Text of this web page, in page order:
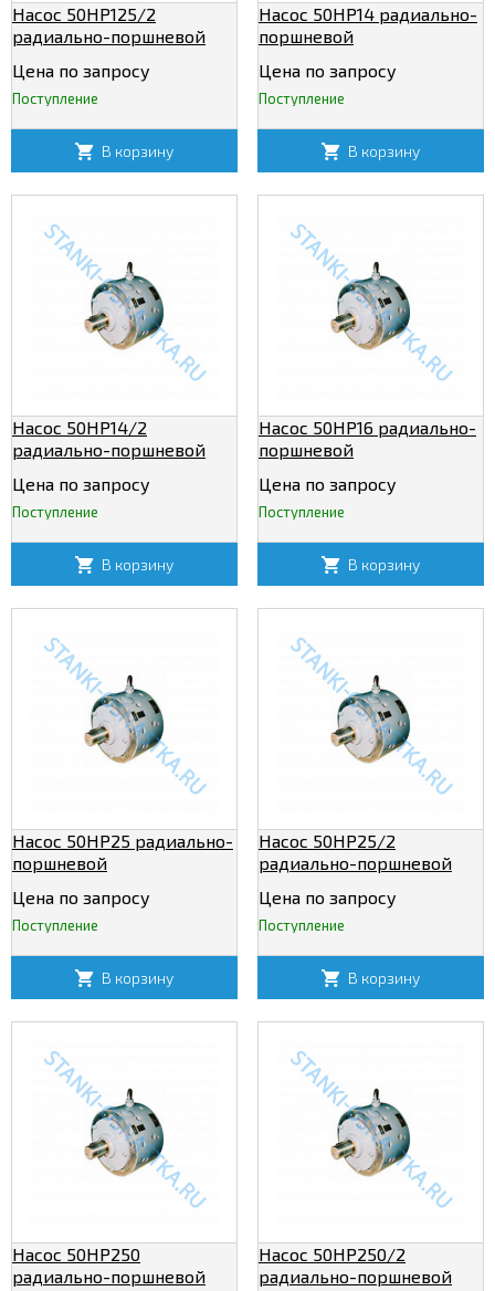
Насос 50НР125/2
радиально-поршневой
Цена по запросу
Поступление
В корзину
Насос 50НР14 радиально-
поршневой
Цена по запросу
Поступление
В корзину
Насос 50НР14/2
радиально-поршневой
Цена по запросу
Поступление
В корзину
Насос 50НР16 радиально-
поршневой
Цена по запросу
Поступление
В корзину
Насос 50НР25 радиально-
поршневой
Цена по запросу
Поступление
В корзину
Насос 50НР25/2
радиально-поршневой
Цена по запросу
Поступление
В корзину
Насос 50НР250
радиально-поршневой
Насос 50НР250/2
радиально-поршневой